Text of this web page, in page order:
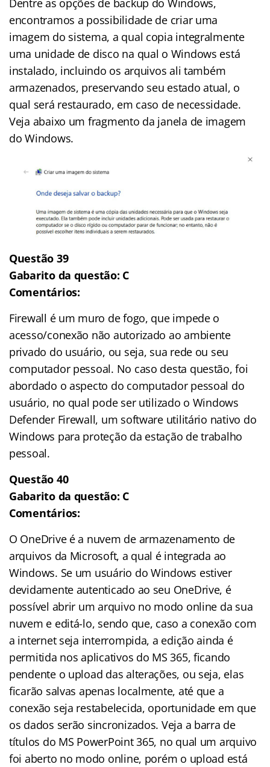
Dentre as opções de backup do Windows,
encontramos a possibilidade de criar uma
imagem do sistema, a qual copia integralmente
uma unidade de disco na qual o Windows está
instalado, incluindo os arquivos ali também
armazenados, preservando seu estado atual, o
qual será restaurado, em caso de necessidade.
Veja abaixo um fragmento da janela de imagem
do Windows.
Questão 39
Gabarito da questão: C
Comentários:
Firewall é um muro de fogo, que impede o
acesso/conexão não autorizado ao ambiente
privado do usuário, ou seja, sua rede ou seu
computador pessoal. No caso desta questão, foi
abordado o aspecto do computador pessoal do
usuário, no qual pode ser utilizado o Windows
Defender Firewall, um software utilitário nativo do
Windows para proteção da estação de trabalho
pessoal.
Questão 40
Gabarito da questão: C
Comentários:
O OneDrive é a nuvem de armazenamento de
arquivos da Microsoft, a qual é integrada ao
Windows. Se um usuário do Windows estiver
devidamente autenticado ao seu OneDrive, é
possível abrir um arquivo no modo online da sua
nuvem e editá-lo, sendo que, caso a conexão com
a internet seja interrompida, a edição ainda é
permitida nos aplicativos do MS 365, ficando
pendente o upload das alterações, ou seja, elas
ficarão salvas apenas localmente, até que a
conexão seja restabelecida, oportunidade em que
os dados serão sincronizados. Veja a barra de
títulos do MS PowerPoint 365, no qual um arquivo
foi aberto no modo online, porém o upload está